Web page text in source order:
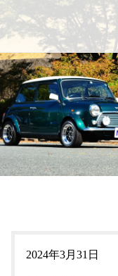
2024年3月31日